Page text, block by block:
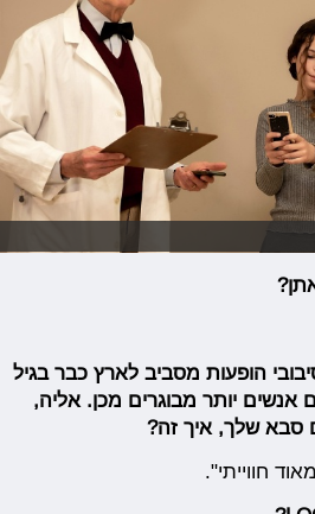
הופעות מסביב לארץ כבר בגיל
יותר מבוגרים מכן. אליה,
שלך, איך זה?
חווייתי".